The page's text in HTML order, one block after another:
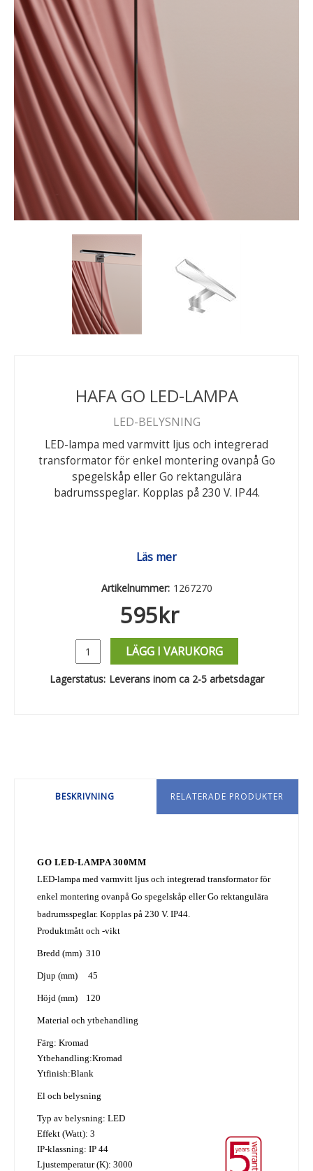
HAFA GO LED-LAMPA
LED-BELYSNING
LED-lampa med varmvitt ljus och integrerad
transformator för enkel montering ovanpå Go
spegelskåp eller Go rektangulära
badrumsspeglar. Kopplas på 230 V. IP44.
Läs mer
Artikelnummer: 1267270
595kr
LÄGG I VARUKORG
Lagerstatus: Leverans inom ca 2-5 arbetsdagar
BESKRIVNING RELATERADE PRODUKTER
GO LED-LAMPA 300MM
LED-lampa med varmvitt ljus och integrerad transformator för
enkel montering ovanpå Go spegelskåp eller Go rektangulära
badrumsspeglar. Kopplas på 230 V. IP44.
Produktmått och -vikt
Bredd (mm) 310
Djup (mm) 45
Höjd (mm) 120
Material och ytbehandling
Färg: Kromad
Ytbehandling:Kromad
Ytfinish:Blank
El och belysning
Typ av belysning: LED
Effekt (Watt): 3
IP-klassning: IP 44
Ljustemperatur (K): 3000